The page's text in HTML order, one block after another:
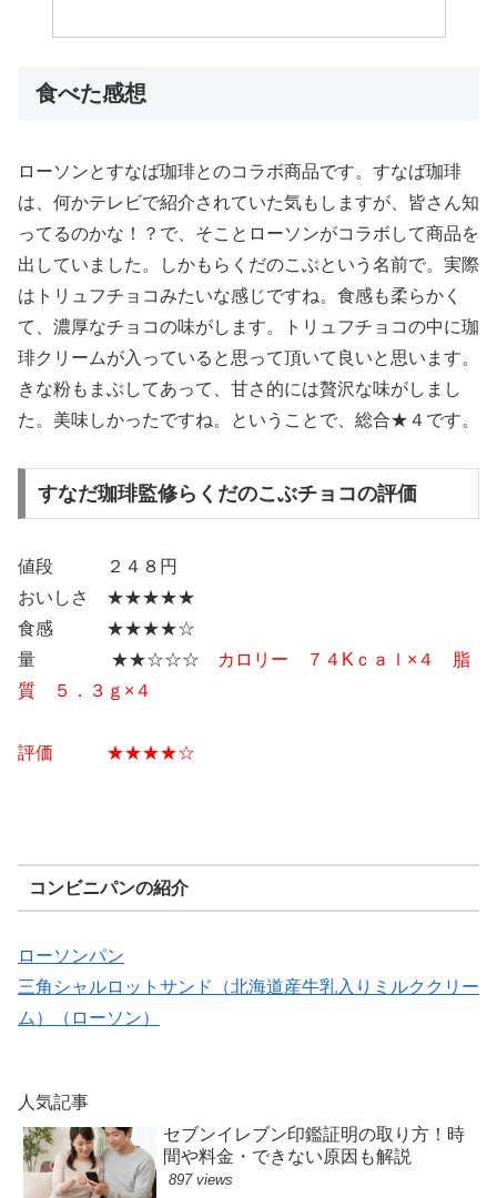
食べた感想
ローソンとすなば珈琲とのコラボ商品です。すなば珈琲
は、何かテレビで紹介されていた気もしますが、皆さん知
ってるのかな！？で、そことローソンがコラボして商品を
出していました。しかもらくだのこぶという名前で。実際
はトリュフチョコみたいな感じですね。食感も柔らかく
て、濃厚なチョコの味がします。トリュフチョコの中に珈
琲クリームが入っていると思って頂いて良いと思います。
きな粉もまぶしてあって、甘さ的には贅沢な味がしまし
た。美味しかったですね。ということで、総合★４です。
すなだ珈琲監修らくだのこぶチョコ​の評価
値段 ２４８円
おいしさ ★★★★★
食感 ★★★★☆
量 ★★☆☆☆
カロリー ７４Kｃａｌ×４ 脂
質 ５．３ｇ×４
評価 ★★★★☆
コンビニパンの紹介
ローソンパン
三角シャルロットサンド（北海道産牛乳入りミルククリー
ム）（ローソン）
人気記事
セブンイレブン印鑑証明の取り方！時
間や料金・できない原因も解説
897 views